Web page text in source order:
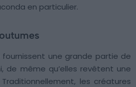
en particulier.
une grande partie de
de même qu’elles revêtent une
les créatures